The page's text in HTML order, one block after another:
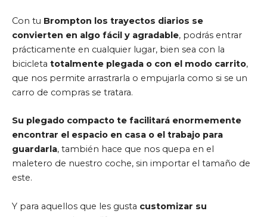
Con tu Brompton los trayectos diarios se
convierten en algo fácil y agradable, podrás entrar
prácticamente en cualquier lugar, bien sea con la
bicicleta totalmente plegada o con el modo carrito,
que nos permite arrastrarla o empujarla como si se un
carro de compras se tratara.
Su plegado compacto te facilitará enormemente
encontrar el espacio en casa o el trabajo para
guardarla, también hace que nos quepa en el
maletero de nuestro coche, sin importar el tamaño de
este.
Y para aquellos que les gusta customizar su